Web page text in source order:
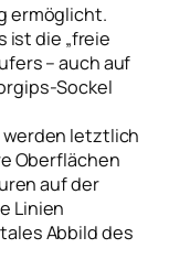
ermöglicht.
ist die „freie
– auch auf
Sockel
werden letztlich
Oberflächen
auf der
Linien
Abbild des